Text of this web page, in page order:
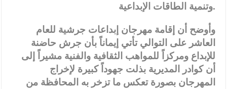
وتنمية الطاقات الإبداعية.
وأوضح أن إقامة مهرجان إبداعات جرشية للعام
العاشر على التوالي تأتي إيماناً بأن جرش حاضنة
للإبداع ومركزاً للمواهب الثقافية والفنية مشيراً إلى
أن كوادر المديرية بذلت جهوداً كبيرة لإخراج
المهرجان بصورة تعكس ما تزخر به المحافظة من